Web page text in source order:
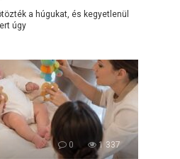
a húgukat, és kegyetlenül
úgy
0 1 337